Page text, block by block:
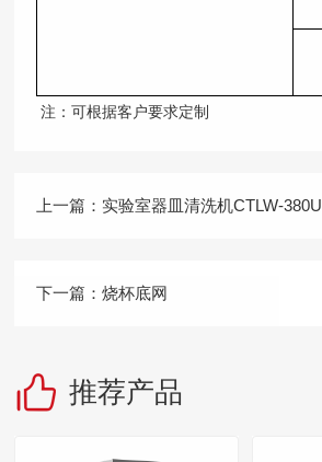
注：可根据客户要求定制
上一篇： 实验室器皿清洗机CTLW-380U
下一篇：烧杯底网
推荐产品